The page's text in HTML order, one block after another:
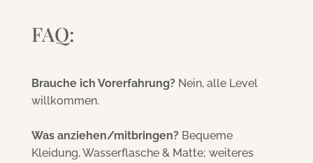
FAQ:
Brauche ich Vorerfahrung?Nein, alle Level
willkommen.
Was anziehen/mitbringen?Bequeme
Kleidung, Wasserflasche & Matte; weiteres